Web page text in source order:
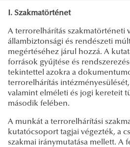
I. Szakmatörténet
A terrorelhárítás szakmatörténeti
állambiztonsági és rendészeti
megértéséhez járul hozzá. A
források gyűjtése és
tekintettel azokra a
terrorelhárítás
valamint elméleti és jogi kereteit
második felében.
A munkát a terrorelhárítási
kutatócsoport tagjai végezték, a
szakmai iránymutatása mellett. A